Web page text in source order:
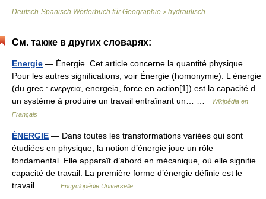
Deutsch-Spanisch Wörterbuch für Geographie > hydraulisch
См. также в других словарях:
Energie — Énergie Cet article concerne la quantité physique.
Pour les autres significations, voir Énergie (homonymie). L énergie
(du grec : ενεργεια, energeia, force en action[1]) est la capacité d
un système à produire un travail entraînant un… …
Wikipédia en
Français
ÉNERGIE — Dans toutes les transformations variées qui sont
étudiées en physique, la notion d’énergie joue un rôle
fondamental. Elle apparaît d’abord en mécanique, où elle signifie
capacité de travail. La première forme d’énergie définie est le
travail… …
Encyclopédie Universelle